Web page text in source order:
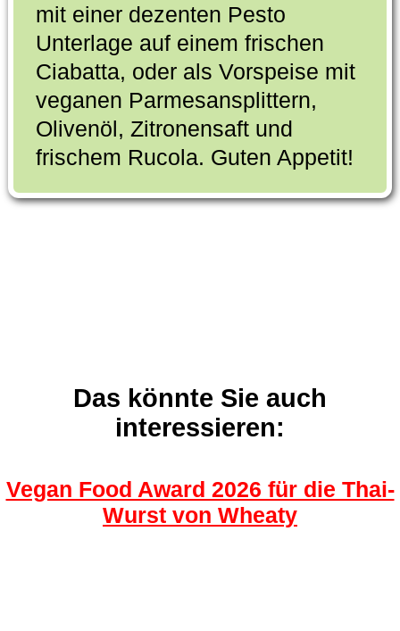
mit einer dezenten Pesto
Unterlage auf einem frischen
Ciabatta, oder als Vorspeise mit
veganen Parmesansplittern,
Olivenöl, Zitronensaft und
frischem Rucola. Guten Appetit!
Das könnte Sie auch
interessieren:
Vegan Food Award 2026 für die Thai-
Wurst von Wheaty